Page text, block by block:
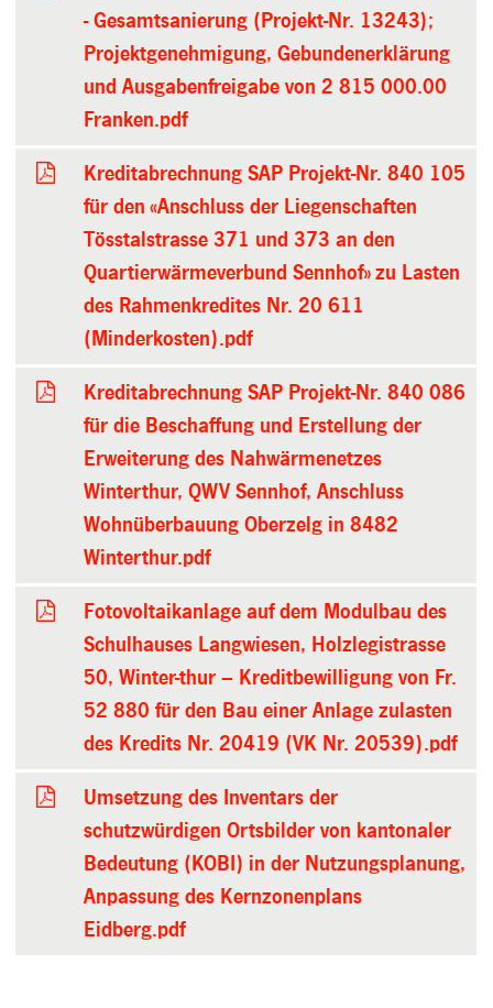
- Gesamtsanierung (Projekt-Nr. 13243);
Projektgenehmigung, Gebundenerklärung
und Ausgabenfreigabe von 2 815 000.00
Franken.pdf
Kreditabrechnung SAP Projekt-Nr. 840 105
für den «Anschluss der Liegenschaften
Tösstalstrasse 371 und 373 an den
Quartierwärmeverbund Sennhof» zu Lasten
des Rahmenkredites Nr. 20 611
(Minderkosten).pdf
Kreditabrechnung SAP Projekt-Nr. 840 086
für die Beschaffung und Erstellung der
Erweiterung des Nahwärmenetzes
Winterthur, QWV Sennhof, Anschluss
Wohnüberbauung Oberzelg in 8482
Winterthur.pdf
Fotovoltaikanlage auf dem Modulbau des
Schulhauses Langwiesen, Holzlegistrasse
50, Winter-thur – Kreditbewilligung von Fr.
52 880 für den Bau einer Anlage zulasten
des Kredits Nr. 20419 (VK Nr. 20539).pdf
Umsetzung des Inventars der
schutzwürdigen Ortsbilder von kantonaler
Bedeutung (KOBI) in der Nutzungsplanung,
Anpassung des Kernzonenplans
Eidberg.pdf